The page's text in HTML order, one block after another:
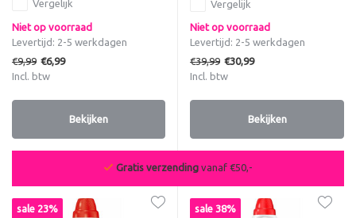
Vergelijk
Niet op voorraad
Levertijd: 2-5 werkdagen
€9,99 €6,99
Incl. btw
Bekijken
Vergelijk
Niet op voorraad
Levertijd: 2-5 werkdagen
€39,99 €30,99
Incl. btw
Bekijken
Gratis verzending vanaf €50,-
sale 23% sale 38%